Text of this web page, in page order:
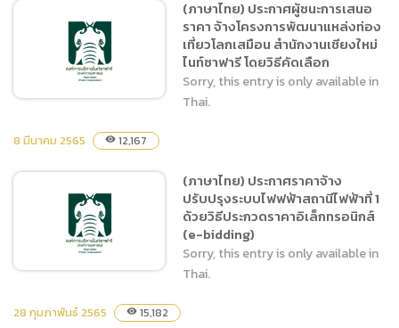
(ภาษาไทย) ประกาศผู้ชนะการ
เสนอราคา ซื้อวัสดุงานไฟฟ้า
กำลัง โดยวิธีเฉพาะเจาะจง
เสนอราคา จ้างโครงการ
พัฒนาแหล่งท่องเที่ยวโลก
เสมือน สำนักงานเชียงใหม่
ไนท์ซาฟารี โดยวิธีคัดเลือก
(ภาษาไทย) ประกาศผู้ชนะการเสนอ
ราคา จ้างโครงการพัฒนาแหล่งท่อง
เที่ยวโลกเสมือน สำนักงานเชียงใหม่
ไนท์ซาฟารี โดยวิธีคัดเลือก
Sorry, this entry is only available in
Thai.
8 มีนาคม 2565 visibility 12,167
(ภาษาไทย) ประกาศราคาจ้าง
ปรับปรุงระบบไฟฟฟ้าสถานีไฟฟ้าที่ 1
ด้วยวิธีประกวดราคาอิเล็กทรอนิกส์
(e-bidding)
Sorry, this entry is only available in
Thai.
28 กุมภาพันธ์ 2565 visibility 15,182